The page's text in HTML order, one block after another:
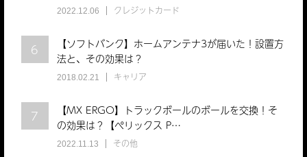
2022.12.06 クレジットカード
6
【ソフトバンク】ホームアンテナ3が届いた！設置方
法と、その効果は？
2018.02.21 キャリア
7
【MX ERGO】トラックボールのボールを交換！そ
の効果は？【ぺリックス P…
2022.11.13 その他